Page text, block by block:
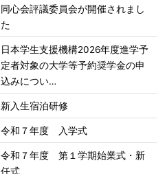
同心会評議委員会が開催されまし
た
日本学生支援機構2026年度進学予
定者対象の大学等予約奨学金の申
込みについ…
新入生宿泊研修
令和７年度 入学式
令和７年度 第１学期始業式・新
任式